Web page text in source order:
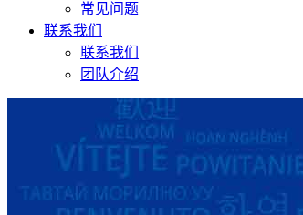
常见问题
联系我们
联系我们
团队介绍